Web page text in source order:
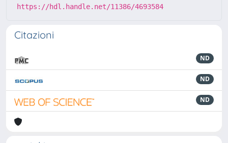
https://hdl.handle.net/11386/4693584
Citazioni
ND
ND
ND